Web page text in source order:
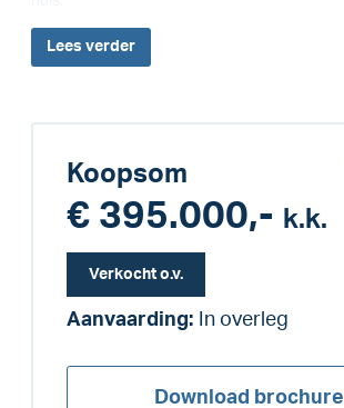
Lees verder
Koopsom
€ 395.000,- k.k.
Verkocht o.v.
Aanvaarding: In overleg
Download brochure